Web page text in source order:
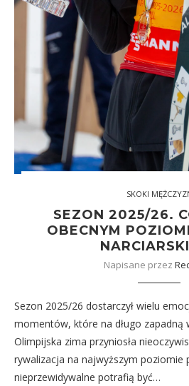
SKOKI
SEZON 2025/26.
OBECNYM
Napisane przez
Sezon 2025/26 dostarczył wielu
momentów, które na długo zapadną
Olimpijska zima przyniosła
rywalizacja na najwyższym poziomie
nieprzewidywalne potrafią być…